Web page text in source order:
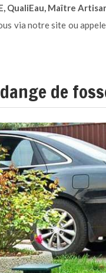
QualiEau, Maître
via notre site ou
de